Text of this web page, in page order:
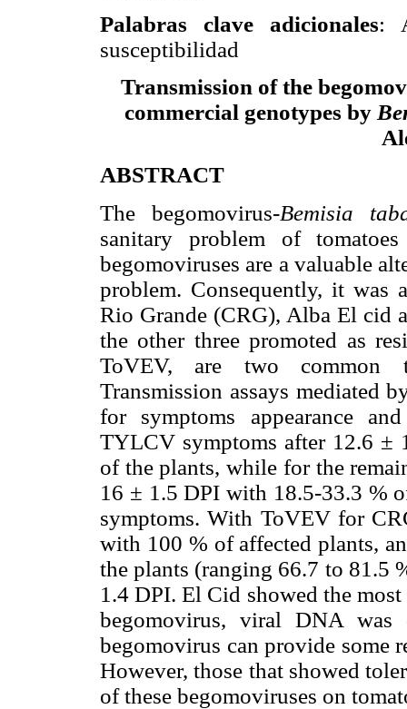
Palabras clave adicionales:
susceptibilidad
Transmission of the
commercial genotypes by
ABSTRACT
The begomovirus-Bemisia
sanitary problem of
begomoviruses are a valuable
problem. Consequently, it was
Rio Grande (CRG), Alba El cid
the other three promoted as
ToVEV, are two common
Transmission assays mediated
for symptoms appearance
TYLCV symptoms after 12.6 ±
of the plants, while for the
16 ± 1.5 DPI with 18.5-33.3 %
symptoms. With ToVEV for
with 100 % of affected plants,
the plants (ranging 66.7 to 81.5
1.4 DPI. El Cid showed the
begomovirus, viral DNA was
begomovirus can provide some
However, those that showed
of these begomoviruses on